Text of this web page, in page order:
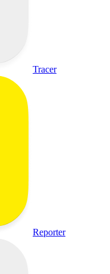
Tracer
Reporter